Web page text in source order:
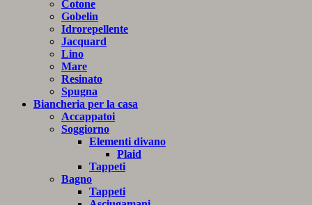
Cotone
Gobelin
Idrorepellente
Jacquard
Lino
Mare
Resinato
Spugna
Biancheria per la casa
Accappatoi
Soggiorno
Elementi divano
Plaid
Tappeti
Bagno
Tappeti